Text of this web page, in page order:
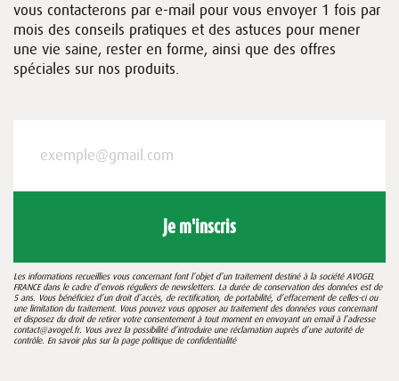
vous contacterons par e-mail pour vous envoyer 1 fois par
mois des conseils pratiques et des astuces pour mener
une vie saine, rester en forme, ainsi que des offres
spéciales sur nos produits.
Je m'inscris
Les informations recueillies vous concernant font l’objet d’un traitement destiné à la société AVOGEL
FRANCE dans le cadre d’envois réguliers de newsletters. La durée de conservation des données est de
5 ans. Vous bénéficiez d’un droit d’accès, de rectification, de portabilité, d’effacement de celles-ci ou
une limitation du traitement. Vous pouvez vous opposer au traitement des données vous concernant
et disposez du droit de retirer votre consentement à tout moment en envoyant un email à l’adresse
contact@avogel.fr. Vous avez la possibilité d’introduire une réclamation auprès d’une autorité de
contrôle. En savoir plus sur la page politique de confidentialité